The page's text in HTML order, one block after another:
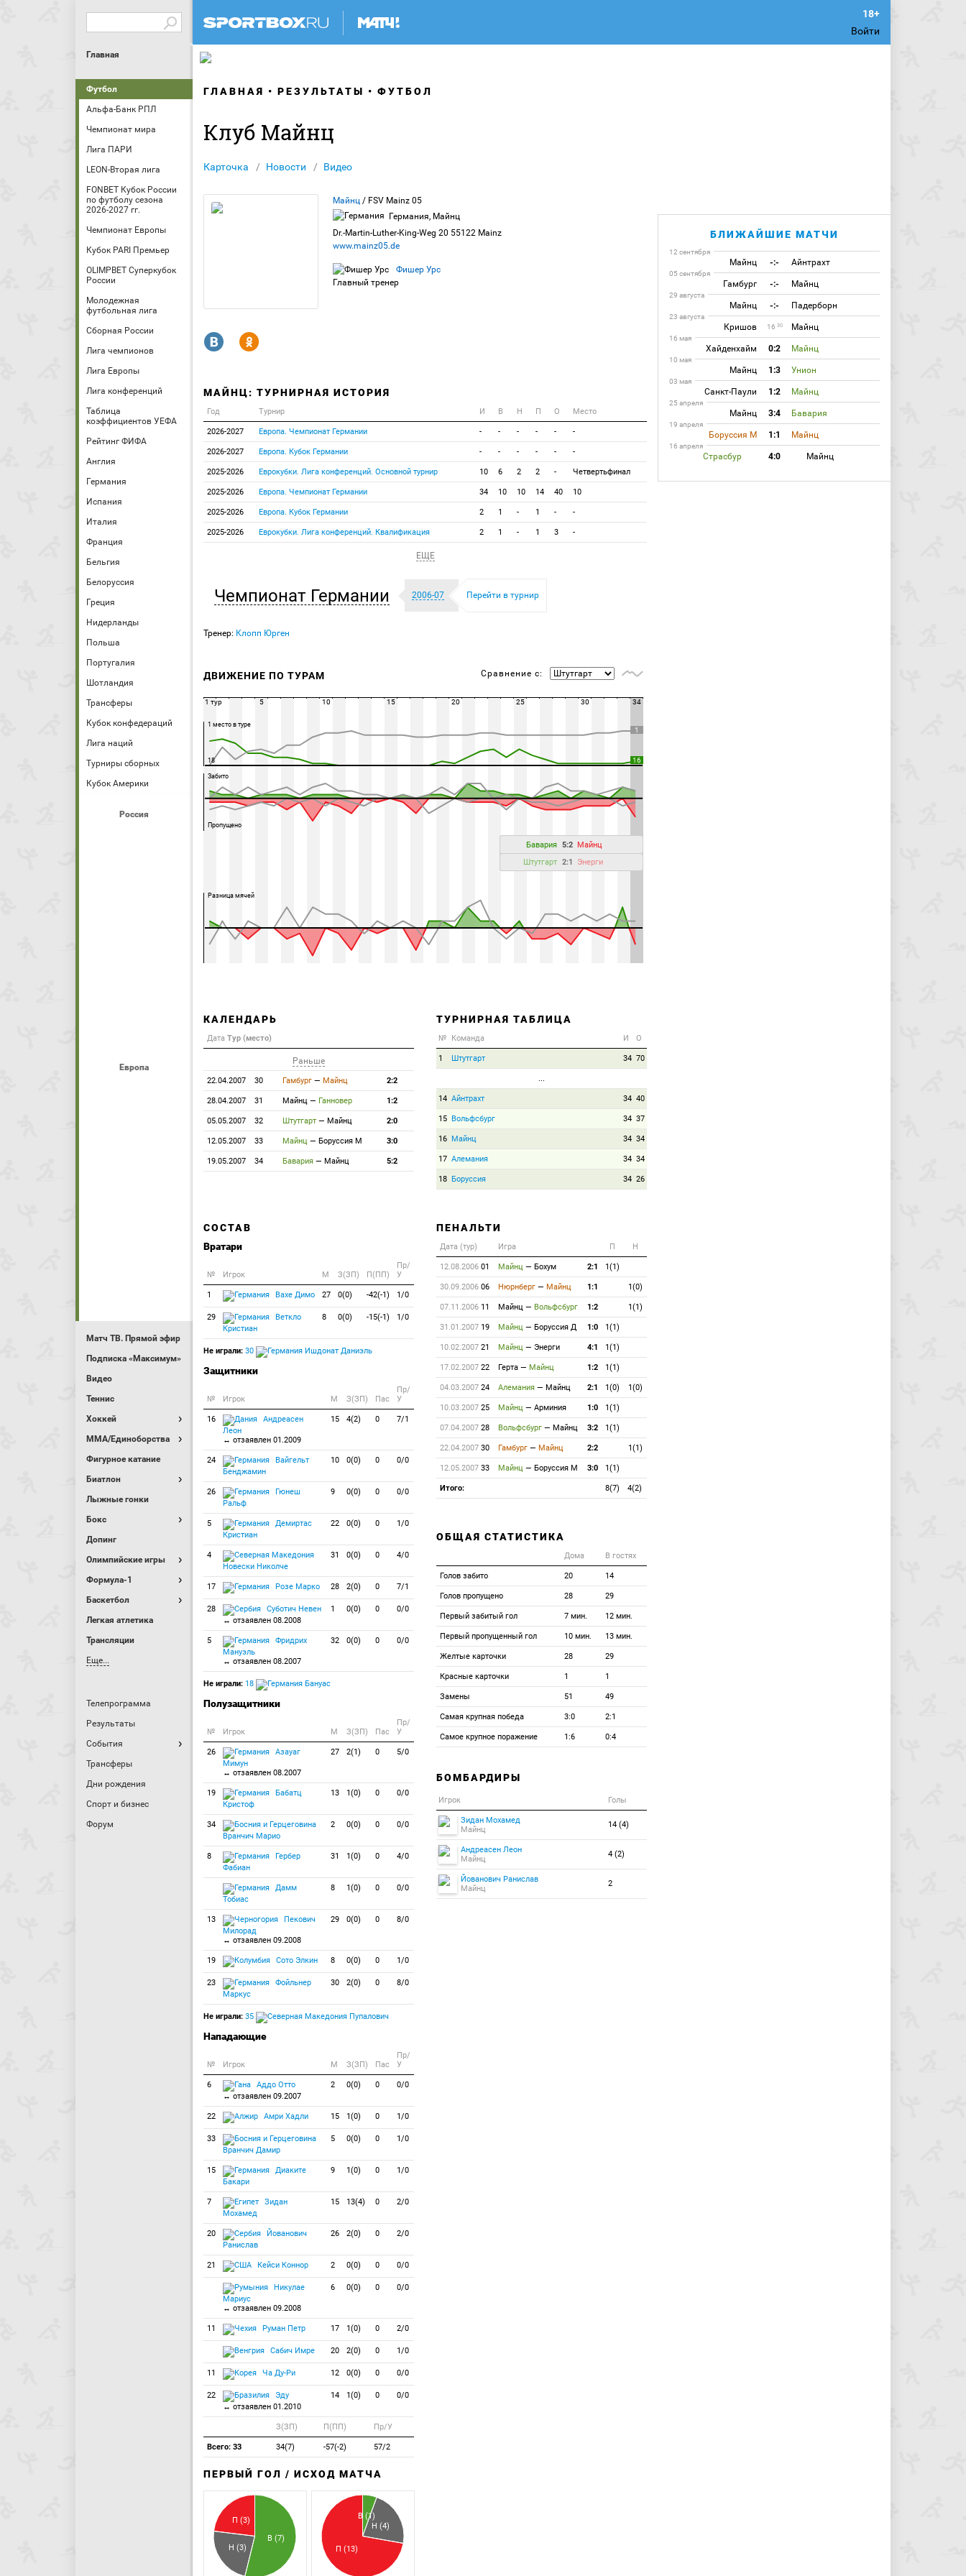
Войти
Главная
Футбол
Альфа-Банк РПЛ
Чемпионат мира
Лига ПАРИ
LEON-Вторая лига
FONBET Кубок России
по футболу сезона
2026-2027 гг.
Чемпионат Европы
Кубок PARI Премьер
OLIMPBET Суперкубок
России
Молодежная
футбольная лига
Сборная России
Лига чемпионов
Лига Европы
Лига конференций
Таблица
коэффициентов УЕФА
Рейтинг ФИФА
Англия
Германия
Испания
Италия
Франция
Бельгия
Белоруссия
Греция
Нидерланды
Польша
Португалия
Шотландия
Трансферы
Кубок конфедераций
Лига наций
Турниры сборных
Кубок Америки
Россия
Европа
Матч ТВ. Прямой эфир
Подписка «Максимум»
Видео
Теннис
Хоккей
MMA/Единоборства
Фигурное катание
Биатлон
Лыжные гонки
Бокс
Допинг
Олимпийские игры
Формула-1
Баскетбол
Легкая атлетика
Трансляции
Еще...
Телепрограмма
Результаты
События
Трансферы
Дни рождения
Спорт и бизнес
Форум
ГЛАВНАЯ РЕЗУЛЬТАТЫ ФУТБОЛ
Клуб Майнц
Карточка Новости Видео
Майнц / FSV Mainz 05
Германия, Майнц
Dr.-Martin-Luther-King-Weg 20 55122 Mainz
www.mainz05.de
Фишер Урс
Главный тренер
R Y
МАЙНЦ: ТУРНИРНАЯ ИСТОРИЯ
Год Турнир И В Н П О Место
2026-2027 Европа. Чемпионат Германии - - - - - -
2026-2027 Европа. Кубок Германии - - - - - -
2025-2026 Еврокубки. Лига конференций. Основной турнир 10 6 2 2 - Четвертьфинал
2025-2026 Европа. Чемпионат Германии 34 10 10 14 40 10
2025-2026 Европа. Кубок Германии 2 1 - 1 - -
2025-2026 Еврокубки. Лига конференций. Квалификация 2 1 - 1 3 -
ЕЩЕ
Чемпионат Германии 2006-07 Перейти в турнир
Тренер: Клопп Юрген
ДВИЖЕНИЕ ПО ТУРАМ Сравнение с:
1
16
1 место в туре
18
Забито
Пропущено
Бавария 5:2 Майнц
Штутгарт 2:1 Энерги
Разница мячей
1 тур 5 10 15 20 25 30 34
КАЛЕНДАРЬ
Дата Тур (место)
Раньше
22.04.2007 30 Гамбург — Майнц 2:2
28.04.2007 31 Майнц — Ганновер 1:2
05.05.2007 32 Штутгарт — Майнц 2:0
12.05.2007 33 Майнц — Боруссия М 3:0
19.05.2007 34 Бавария — Майнц 5:2
ТУРНИРНАЯ ТАБЛИЦА
№ Команда И О
1 Штутгарт 34 70
...
14 Айнтрахт 34 40
15 Вольфсбург 34 37
16 Майнц 34 34
17 Алемания 34 34
18 Боруссия 34 26
СОСТАВ
Вратари
№ Игрок M З(ЗП) П(ПП)
Пр/
У
1 Вахе Димо 27 0(0) -42(-1) 1/0
29
Веткло
Кристиан
8 0(0) -15(-1) 1/0
Не играли: 30 Ишдонат Даниэль
Защитники
№ Игрок M З(ЗП) Пас
Пр/
У
16
Андреасен
Леон
↔ отзаявлен 01.2009
15 4(2) 0 7/1
24
Вайгельт
Бенджамин
10 0(0) 0 0/0
26
Гюнеш
Ральф
9 0(0) 0 0/0
5
Демиртас
Кристиан
22 0(0) 0 1/0
4
Новески Николче
31 0(0) 0 4/0
17 Розе Марко 28 2(0) 0 7/1
28
Суботич Невен
↔ отзаявлен 08.2008
1 0(0) 0 0/0
5
Фридрих
Мануэль
↔ отзаявлен 08.2007
32 0(0) 0 0/0
Не играли: 18 Бануас
Полузащитники
№ Игрок M З(ЗП) Пас
Пр/
У
26
Азауаг
Мимун
↔ отзаявлен 08.2007
27 2(1) 0 5/0
19
Бабатц
Кристоф
13 1(0) 0 0/0
34
Вранчич Марио
2 0(0) 0 0/0
8
Гербер
Фабиан
31 1(0) 0 4/0
Дамм
Тобиас
8 1(0) 0 0/0
13
Пекович
Милорад
↔ отзаявлен 09.2008
29 0(0) 0 8/0
19 Сото Элкин 8 0(0) 0 1/0
23
Фойльнер
Маркус
30 2(0) 0 8/0
Не играли: 35 Пупалович
Нападающие
№ Игрок M З(ЗП) Пас
Пр/
У
6
Аддо Отто
↔ отзаявлен 09.2007
2 0(0) 0 0/0
22 Амри Хадли 15 1(0) 0 1/0
33
Вранчич Дамир
5 0(0) 0 1/0
15
Диаките
Бакари
9 1(0) 0 1/0
7
Зидан
Мохамед
15 13(4) 0 2/0
20
Йованович
Ранислав
26 2(0) 0 2/0
21 Кейси Коннор 2 0(0) 0 0/0
Никулае
Мариус
↔ отзаявлен 09.2008
6 0(0) 0 0/0
11 Руман Петр 17 1(0) 0 2/0
Сабич Имре 20 2(0) 0 1/0
11 Ча Ду-Ри 12 0(0) 0 0/0
22
Эду
↔ отзаявлен 01.2010
14 1(0) 0 0/0
З(ЗП) П(ПП) Пр/У
Всего: 33 34(7) -57(-2) 57/2
ПЕРВЫЙ ГОЛ / ИСХОД МАТЧА
В (7)
Н (3)
П (3)
В (1)
Н (4)
П (13)
ПЕНАЛЬТИ
Дата (тур) Игра П Н
12.08.200601 Майнц — Бохум 2:1 1(1)
30.09.200606 Нюрнберг — Майнц 1:1 1(0)
07.11.200611 Майнц — Вольфсбург 1:2 1(1)
31.01.200719 Майнц — Боруссия Д 1:0 1(1)
10.02.200721 Майнц — Энерги 4:1 1(1)
17.02.200722 Герта — Майнц 1:2 1(1)
04.03.200724 Алемания — Майнц 2:1 1(0) 1(0)
10.03.200725 Майнц — Арминия 1:0 1(1)
07.04.200728 Вольфсбург — Майнц 3:2 1(1)
22.04.200730 Гамбург — Майнц 2:2 1(1)
12.05.200733 Майнц — Боруссия М 3:0 1(1)
Итого: 8(7) 4(2)
ОБЩАЯ СТАТИСТИКА
Дома В гостях
Голов забито 20 14
Голов пропущено 28 29
Первый забитый гол 7 мин. 12 мин.
Первый пропущенный гол 10 мин. 13 мин.
Желтые карточки 28 29
Красные карточки 1 1
Замены 51 49
Самая крупная победа 3:0 2:1
Самое крупное поражение 1:6 0:4
БОМБАРДИРЫ
Игрок Голы
Зидан Мохамед
Майнц
14 (4)
Андреасен Леон
Майнц
4 (2)
Йованович Ранислав
Майнц
2
БЛИЖАЙШИЕ МАТЧИ
12 сентября
Майнц -:- Айнтрахт
05 сентября
Гамбург -:- Майнц
29 августа
Майнц -:- Падерборн
23 августа
Кришов 16 30 Майнц
16 мая
Хайденхайм 0:2 Майнц
10 мая
Майнц 1:3 Унион
03 мая
Санкт-Паули 1:2 Майнц
25 апреля
Майнц 3:4 Бавария
19 апреля
Боруссия М 1:1 Майнц
16 апреля
Страсбур 4:0 Майнц